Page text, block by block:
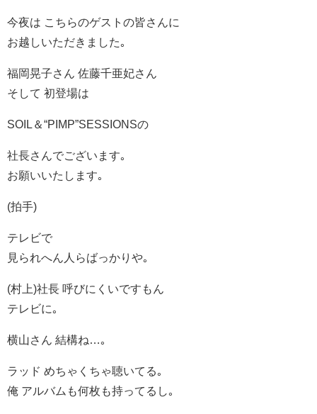
今夜は こちらのゲストの皆さんに
お越しいただきました｡
福岡晃子さん 佐藤千亜妃さん
そして 初登場は
SOIL＆“PIMP”SESSIONSの
社長さんでございます｡
お願いいたします｡
(拍手)
テレビで
見られへん人らばっかりや｡
(村上)社長 呼びにくいですもん
テレビに｡
横山さん 結構ね…｡
ラッド めちゃくちゃ聴いてる｡
俺 アルバムも何枚も持ってるし｡